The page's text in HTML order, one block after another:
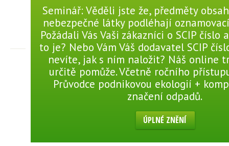
Seminář: Věděli jste že, předměty
nebezpečné látky podléhají
Požádali Vás Vaši zákazníci o SCIP číslo
to je? Nebo Vám Váš dodavatel SCIP
nevíte, jak s ním naložit? Náš online
určitě pomůže. Včetně ročního
Průvodce podnikovou ekologií +
značení odpadů.
ÚPLNÉ ZNĚNÍ